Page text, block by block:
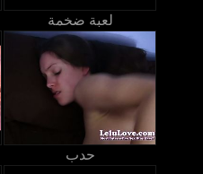
لعبة ضخمة
حدب